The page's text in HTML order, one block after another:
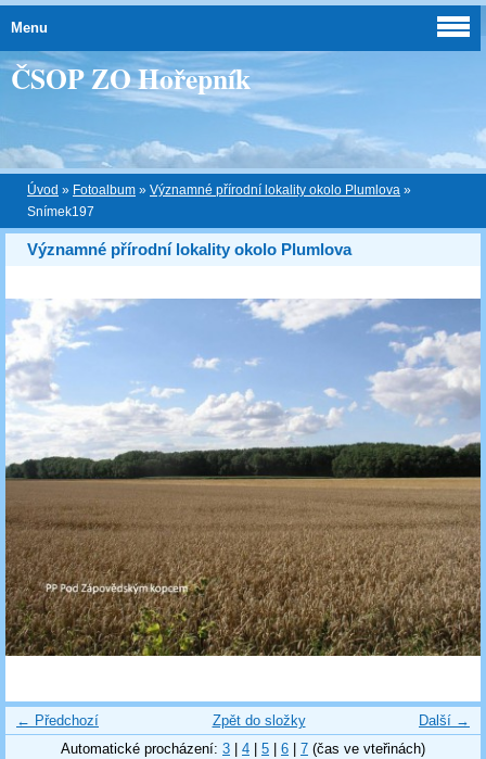
ČSOP ZO Hořepník
Úvod » Fotoalbum » Významné přírodní lokality okolo Plumlova »
Snímek197
Významné přírodní lokality okolo Plumlova
← Předchozí Další →
Zpět do složky
Automatické procházení: 3 4 5 6 7 (čas ve vteřinách)
Menu